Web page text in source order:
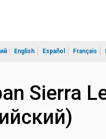
English Español Français
Sierra